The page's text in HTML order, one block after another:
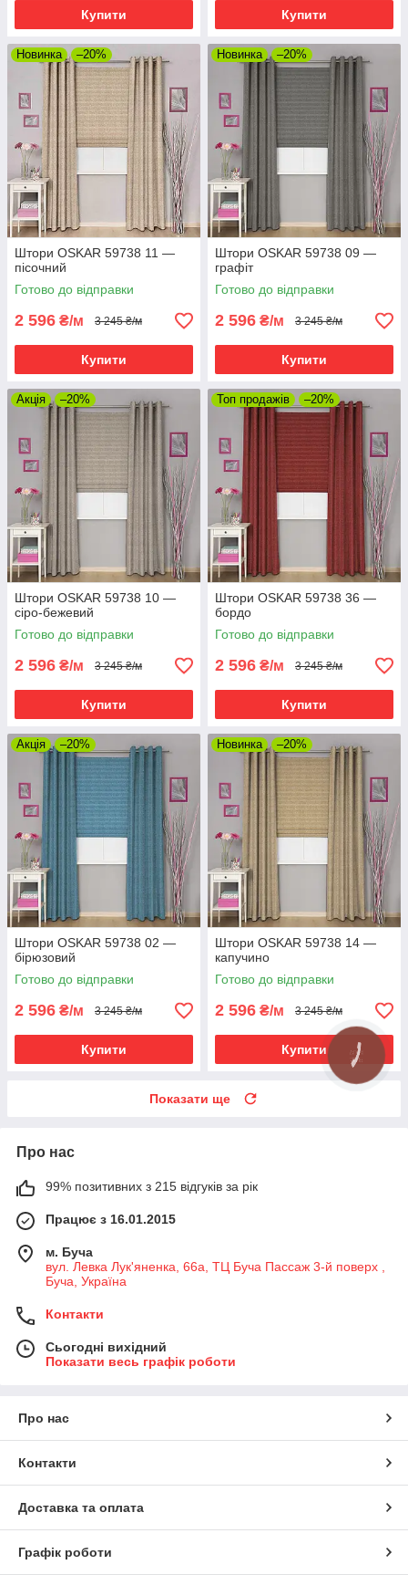
Купити Купити
Новинка –20%
Штори OSKAR 59738 11 —
пісочний
Готово до відправки
2 596 ₴/м 3 245 ₴/м
Купити
Новинка –20%
Штори OSKAR 59738 09 —
графіт
Готово до відправки
2 596 ₴/м 3 245 ₴/м
Купити
Акція –20%
Штори OSKAR 59738 10 —
сіро-бежевий
Готово до відправки
2 596 ₴/м 3 245 ₴/м
Купити
Топ продажів –20%
Штори OSKAR 59738 36 —
бордо
Готово до відправки
2 596 ₴/м 3 245 ₴/м
Купити
Акція –20%
Штори OSKAR 59738 02 —
бірюзовий
Готово до відправки
2 596 ₴/м 3 245 ₴/м
Купити
Новинка –20%
Штори OSKAR 59738 14 —
капучино
Готово до відправки
2 596 ₴/м 3 245 ₴/м
Купити
Показати ще
Про нас
99% позитивних з 215 відгуків за рік
Працює з 16.01.2015
м. Буча
вул. Левка Лук'яненка, 66а, ТЦ Буча Пассаж 3-й поверх ,
Буча, Україна
Контакти
Сьогодні вихідний
Показати весь графік роботи
Про нас
Контакти
Доставка та оплата
Графік роботи